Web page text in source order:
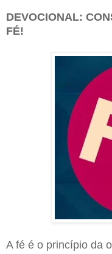
DEVOCIONAL:
FÉ!
A fé é o princípio da